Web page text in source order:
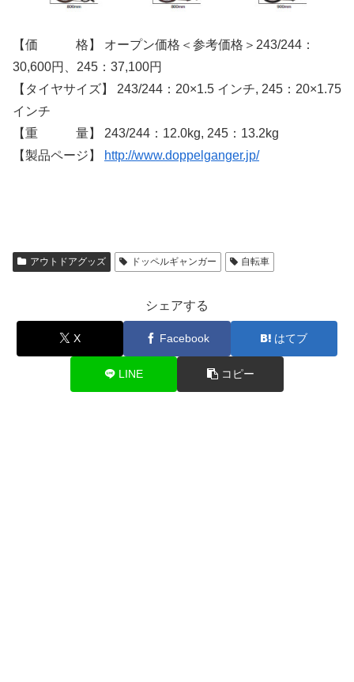
【価 格】 オープン価格＜参考価格＞243/244：
30,600円、245：37,100円
【タイヤサイズ】 243/244：20×1.5 インチ, 245：20×1.75
インチ
【重 量】 243/244：12.0kg, 245：13.2kg
【製品ページ】
http://www.doppelganger.jp/
アウトドアグッズ ドッペルギャンガー 自転車
シェアする
X Facebook はてブ
LINE コピー